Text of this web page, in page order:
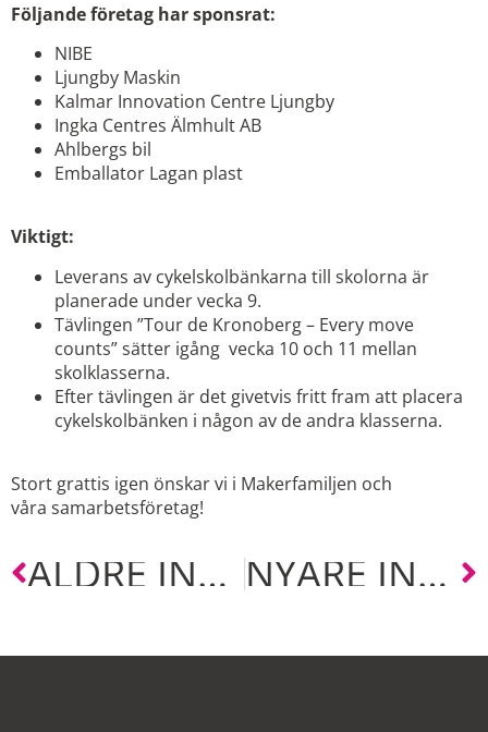
Följande företag har sponsrat:
NIBE
Ljungby Maskin
Kalmar Innovation Centre Ljungby
Ingka Centres Älmhult AB
Ahlbergs bil
Emballator Lagan plast
Viktigt:
Leverans av cykelskolbänkarna till skolorna är
planerade under vecka 9.
Tävlingen ”Tour de Kronoberg – Every move
counts” sätter igång vecka 10 och 11 mellan
skolklasserna.
Efter tävlingen är det givetvis fritt fram att placera
cykelskolbänken i någon av de andra klasserna.
Stort grattis igen önskar vi i Makerfamiljen och
våra samarbetsföretag!
ÄLDRE INLÄGG NYARE INLÄGG